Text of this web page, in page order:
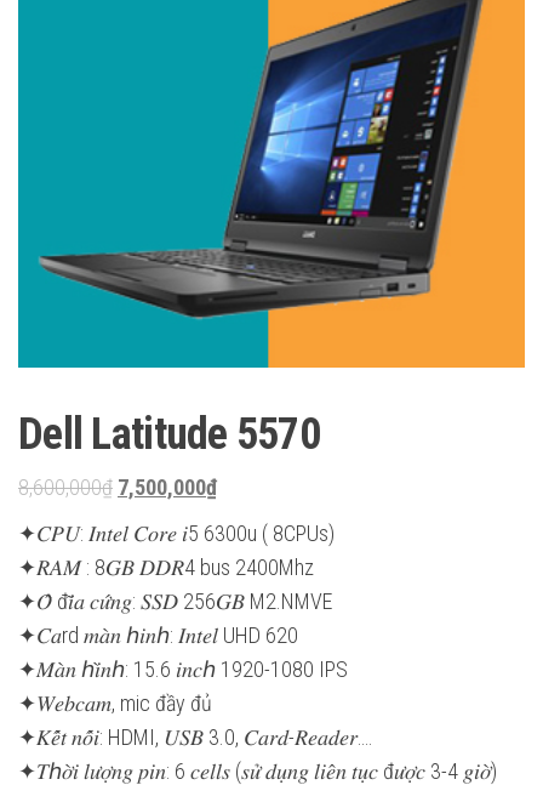
Dell Latitude 5570
8,600,000₫ Original
price
8,600,000₫.
7,500,000₫Current
price
7,500,000₫.
✦𝐶𝑃𝑈: 𝐼𝑛𝑡𝑒𝑙 𝐶𝑜𝑟𝑒 𝑖5 6300u ( 8CPUs)
✦𝑅𝐴𝑀 : 8𝐺𝐵 𝐷𝐷𝑅4 bus 2400Mhz
✦𝑂̂̉ đ𝑖̃𝑎 𝑐𝑢̛́𝑛𝑔: 𝑆𝑆𝐷 256𝐺𝐵 M2.NMVE
✦𝐶𝑎rd 𝑚𝑎̀𝑛 ℎ𝑖𝑛ℎ: 𝐼𝑛𝑡𝑒𝑙 UHD 620
✦𝑀𝑎̀𝑛 ℎ𝑖̀𝑛ℎ: 15.6 𝑖𝑛𝑐ℎ 1920-1080 IPS
✦𝑊𝑒𝑏𝑐𝑎𝑚, mic đầy đủ
✦𝐾𝑒̂́𝑡 𝑛𝑜̂́𝑖: HDMI, 𝑈𝑆𝐵 3.0, 𝐶𝑎𝑟𝑑-𝑅𝑒𝑎𝑑𝑒𝑟….
✦𝑇ℎ𝑜̛̀𝑖 𝑙𝑢̛𝑜̛̣𝑛𝑔 𝑝𝑖𝑛: 6 𝑐𝑒𝑙𝑙𝑠 (𝑠𝑢̛̉ 𝑑𝑢̣𝑛𝑔 𝑙𝑖𝑒̂𝑛 𝑡𝑢̣𝑐 đ𝑢̛𝑜̛̣𝑐 3-4 𝑔𝑖𝑜̛̀)